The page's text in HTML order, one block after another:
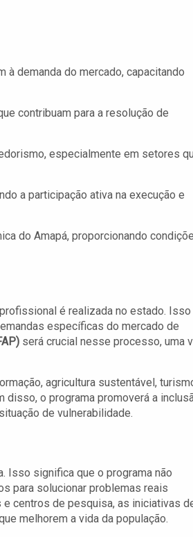
demanda do mercado, capacitando
contribuam para a resolução de
especialmente em setores
a participação ativa na execução e
do Amapá, proporcionando
é realizada no estado. Isso
específicas do mercado de
será crucial nesse processo, uma
agricultura sustentável,
o programa promoverá a
de vulnerabilidade.
Isso significa que o programa não
para solucionar problemas reais
centros de pesquisa, as iniciativas
melhorem a vida da população.